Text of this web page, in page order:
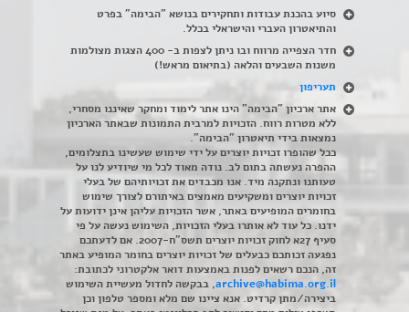
סיוע בהכנת עבודות ותחקירים בנושא "הבימה" בפרט
והתיאטרון העברי והישראלי בכלל.
חדר הצפייה מרווח ובו ניתן לצפות ב- 400 הצגות מצולמות
משנות השבעים והלאה (בתיאום מראש!)
תעריפון
אתר ארכיון "הבימה" הינו אתר לימוד ומחקר שאיננו מסחרי,
ללא מטרות רווח. הזכויות למרבית התמונות שבאתר הארכיון
נמצאות בידי תיאטרון "הבימה".
ככל שהופרו זכויות יוצרים על ידי שימוש שעשינו בתצלומים,
ההפרה נעשתה בתום לב. נודה מאוד לכל מי שיודיע לנו על
טעותנו ונתקנה מיד. אנו מכבדים את זכויותיהם של בעלי
זכויות יוצרים ומשקיעים מאמצים באיתורם לצורך שימוש
בחומרים המופיעים באתר, אשר הזכויות עליהן אינן ידועות על
ידנו. כל עוד לא אותרו בעלי הזכויות, השימוש נעשה על פי
סעיף 27א לחוק זכויות יוצרים תשס"ח-2007. אם לדעתכם
נפגעה זכותכם כבעלים של זכויות יוצרים בחומר המופיע באתר
זה, הנכם רשאים לפנות באמצעות דואר אלקטרוני לכתובת:
archive@habima.org.il, בבקשה לחדול מעשיית השימוש
ביצירה/מתן קרדיט. אנא ציינו שם מלא ומספר טלפון וכן